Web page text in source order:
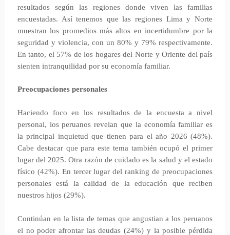
resultados según las regiones donde viven las familias
encuestadas. Así tenemos que las regiones Lima y Norte
muestran los promedios más altos en incertidumbre por la
seguridad y violencia, con un 80% y 79% respectivamente.
En tanto, el 57% de los hogares del Norte y Oriente del país
sienten intranquilidad por su economía familiar.
Preocupaciones personales
Haciendo foco en los resultados de la encuesta a nivel
personal, los peruanos revelan que la economía familiar es
la principal inquietud que tienen para el año 2026 (48%).
Cabe destacar que para este tema también ocupó el primer
lugar del 2025. Otra razón de cuidado es la salud y el estado
físico (42%). En tercer lugar del ranking de preocupaciones
personales está la calidad de la educación que reciben
nuestros hijos (29%).
Continúan en la lista de temas que angustian a los peruanos
el no poder afrontar las deudas (24%) y la posible pérdida